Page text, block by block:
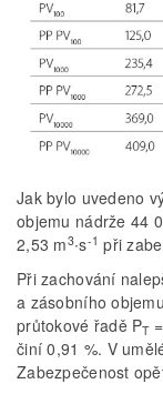
Jak bylo uvedeno
objemu nádrže 44
2,53 m3∙s-1 při
Při zachování
a zásobního
průtokové řadě PT=
činí 0,91 %. V
Zabezpečenost